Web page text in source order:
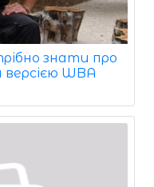
знати про
версією WBA